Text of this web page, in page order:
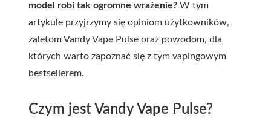
model robi tak ogromne wrażenie? W tym
artykule przyjrzymy się opiniom użytkowników,
zaletom Vandy Vape Pulse oraz powodom, dla
których warto zapoznać się z tym vapingowym
bestsellerem.
Czym jest Vandy Vape Pulse?